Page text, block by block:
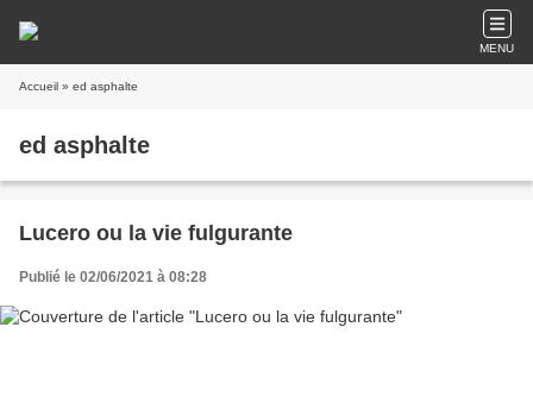
MENU
Accueil » ed asphalte
ed asphalte
Lucero ou la vie fulgurante
Publié le 02/06/2021 à 08:28